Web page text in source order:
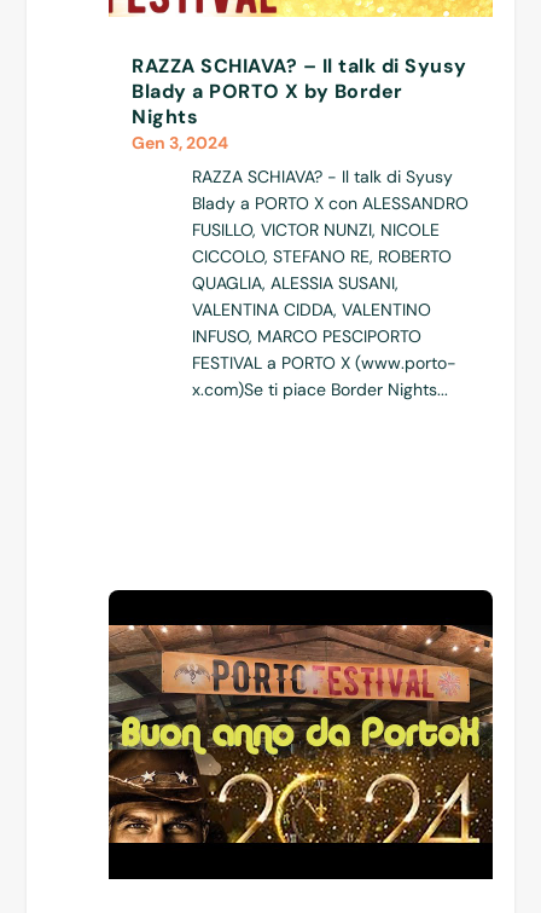
RAZZA SCHIAVA? – Il talk di Syusy
Blady a PORTO X by Border
Nights
Gen 3, 2024
RAZZA SCHIAVA? - Il talk di Syusy
Blady a PORTO X con ALESSANDRO
FUSILLO, VICTOR NUNZI, NICOLE
CICCOLO, STEFANO RE, ROBERTO
QUAGLIA, ALESSIA SUSANI,
VALENTINA CIDDA, VALENTINO
INFUSO, MARCO PESCIPORTO
FESTIVAL a PORTO X (www.porto-
x.com)Se ti piace Border Nights...